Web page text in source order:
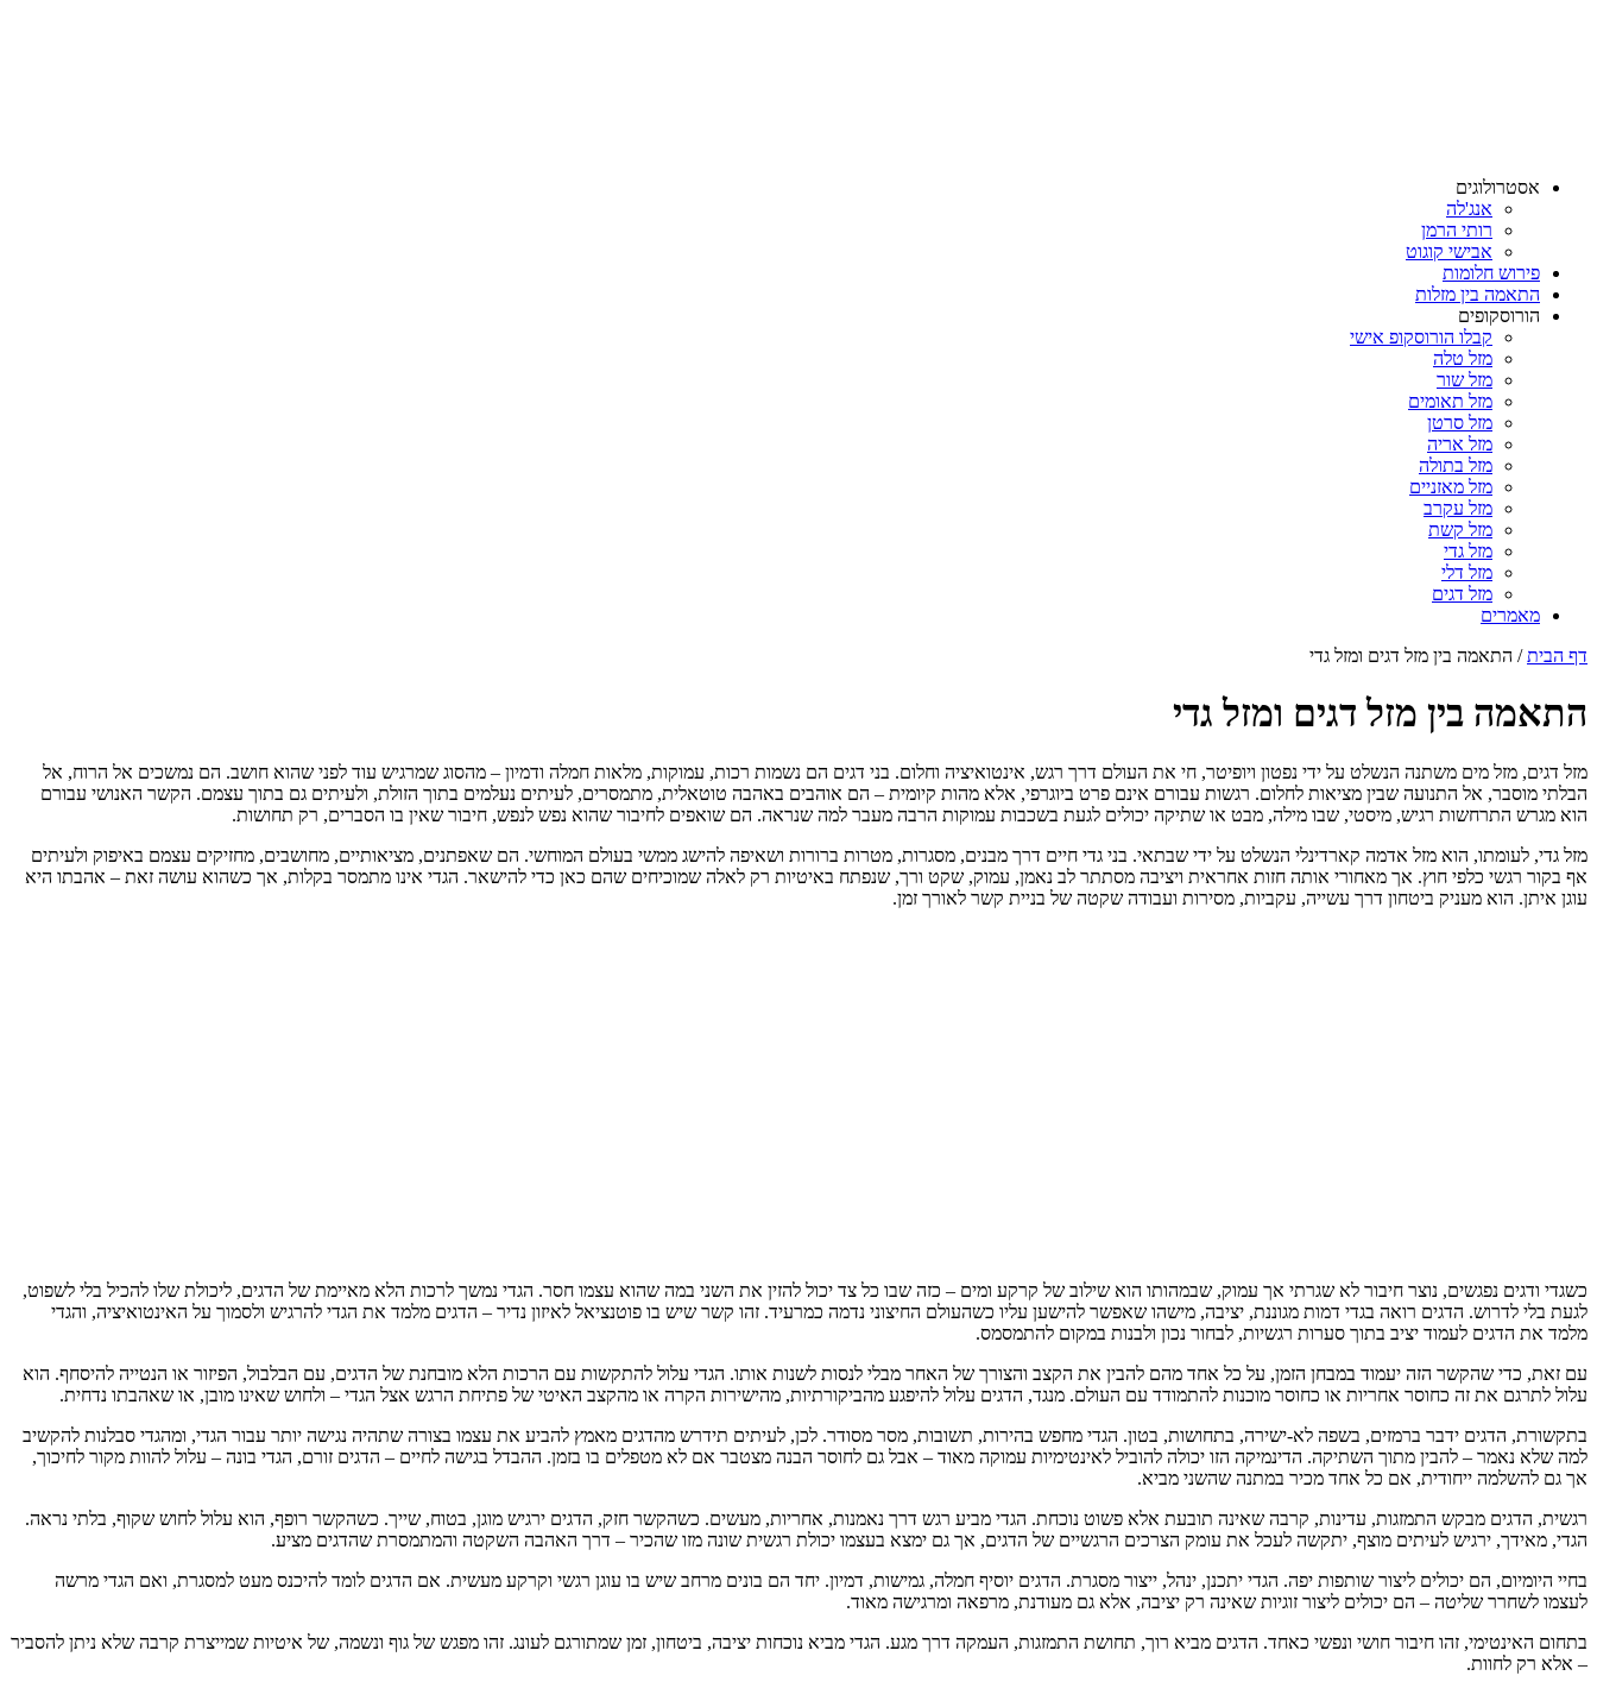
אסטרולוגים
אנג'לה
רותי הרמן
אבישי קוגוט
פירוש חלומות
התאמה בין מזלות
הורוסקופים
קבלו הורוסקופ אישי
מזל טלה
מזל שור
מזל תאומים
מזל סרטן
מזל אריה
מזל בתולה
מזל מאזניים
מזל עקרב
מזל קשת
מזל גדי
מזל דלי
מזל דגים
מאמרים
דף הבית/ התאמה בין מזל דגים ומזל גדי
התאמה בין מזל דגים ומזל גדי
מזל דגים, מזל מים משתנה הנשלט על ידי נפטון ויופיטר, חי את העולם דרך רגש, אינטואיציה וחלום. בני דגים הם נשמות רכות, עמוקות, מלאות חמלה ודמיון – מהסוג שמרגיש עוד לפני שהוא חושב. הם נמשכים אל הרוח, אל
הבלתי מוסבר, אל התנועה שבין מציאות לחלום. רגשות עבורם אינם פרט ביוגרפי, אלא מהות קיומית – הם אוהבים באהבה טוטאלית, מתמסרים, לעיתים נעלמים בתוך הזולת, ולעיתים גם בתוך עצמם. הקשר האנושי עבורם
הוא מגרש התרחשות רגיש, מיסטי, שבו מילה, מבט או שתיקה יכולים לגעת בשכבות עמוקות הרבה מעבר למה שנראה. הם שואפים לחיבור שהוא נפש לנפש, חיבור שאין בו הסברים, רק תחושות.
מזל גדי, לעומתו, הוא מזל אדמה קארדינלי הנשלט על ידי שבתאי. בני גדי חיים דרך מבנים, מסגרות, מטרות ברורות ושאיפה להישג ממשי בעולם המוחשי. הם שאפתנים, מציאותיים, מחושבים, מחזיקים עצמם באיפוק ולעיתים
אף בקור רגשי כלפי חוץ. אך מאחורי אותה חזות אחראית ויציבה מסתתר לב נאמן, עמוק, שקט ורך, שנפתח באיטיות רק לאלה שמוכיחים שהם כאן כדי להישאר. הגדי אינו מתמסר בקלות, אך כשהוא עושה זאת – אהבתו היא
עוגן איתן. הוא מעניק ביטחון דרך עשייה, עקביות, מסירות ועבודה שקטה של בניית קשר לאורך זמן.
כשגדי ודגים נפגשים, נוצר חיבור לא שגרתי אך עמוק, שבמהותו הוא שילוב של קרקע ומים – כזה שבו כל צד יכול להזין את השני במה שהוא עצמו חסר. הגדי נמשך לרכות הלא מאיימת של הדגים, ליכולת שלו להכיל בלי לשפוט,
לגעת בלי לדרוש. הדגים רואה בגדי דמות מגוננת, יציבה, מישהו שאפשר להישען עליו כשהעולם החיצוני נדמה כמרעיד. זהו קשר שיש בו פוטנציאל לאיזון נדיר – הדגים מלמד את הגדי להרגיש ולסמוך על האינטואיציה, והגדי
מלמד את הדגים לעמוד יציב בתוך סערות רגשיות, לבחור נכון ולבנות במקום להתמסמס.
עם זאת, כדי שהקשר הזה יעמוד במבחן הזמן, על כל אחד מהם להבין את הקצב והצורך של האחר מבלי לנסות לשנות אותו. הגדי עלול להתקשות עם הרכות הלא מובחנת של הדגים, עם הבלבול, הפיזור או הנטייה להיסחף. הוא
עלול לתרגם את זה כחוסר אחריות או כחוסר מוכנות להתמודד עם העולם. מנגד, הדגים עלול להיפגע מהביקורתיות, מהישירות הקרה או מהקצב האיטי של פתיחת הרגש אצל הגדי – ולחוש שאינו מובן, או שאהבתו נדחית.
בתקשורת, הדגים ידבר ברמזים, בשפה לא-ישירה, בתחושות, בטון. הגדי מחפש בהירות, תשובות, מסר מסודר. לכן, לעיתים תידרש מהדגים מאמץ להביע את עצמו בצורה שתהיה נגישה יותר עבור הגדי, ומהגדי סבלנות להקשיב
למה שלא נאמר – להבין מתוך השתיקה. הדינמיקה הזו יכולה להוביל לאינטימיות עמוקה מאוד – אבל גם לחוסר הבנה מצטבר אם לא מטפלים בו בזמן. ההבדל בגישה לחיים – הדגים זורם, הגדי בונה – עלול להוות מקור לחיכוך,
אך גם להשלמה ייחודית, אם כל אחד מכיר במתנה שהשני מביא.
רגשית, הדגים מבקש התמזגות, עדינות, קרבה שאינה תובעת אלא פשוט נוכחת. הגדי מביע רגש דרך נאמנות, אחריות, מעשים. כשהקשר חזק, הדגים ירגיש מוגן, בטוח, שייך. כשהקשר רופף, הוא עלול לחוש שקוף, בלתי נראה.
הגדי, מאידך, ירגיש לעיתים מוצף, יתקשה לעכל את עומק הצרכים הרגשיים של הדגים, אך גם ימצא בעצמו יכולת רגשית שונה מזו שהכיר – דרך האהבה השקטה והמתמסרת שהדגים מציע.
בחיי היומיום, הם יכולים ליצור שותפות יפה. הגדי יתכנן, ינהל, ייצור מסגרת. הדגים יוסיף חמלה, גמישות, דמיון. יחד הם בונים מרחב שיש בו עוגן רגשי וקרקע מעשית. אם הדגים לומד להיכנס מעט למסגרת, ואם הגדי מרשה
לעצמו לשחרר שליטה – הם יכולים ליצור זוגיות שאינה רק יציבה, אלא גם מעודנת, מרפאה ומרגישה מאוד.
בתחום האינטימי, זהו חיבור חושי ונפשי כאחד. הדגים מביא רוך, תחושת התמזגות, העמקה דרך מגע. הגדי מביא נוכחות יציבה, ביטחון, זמן שמתורגם לעונג. זהו מפגש של גוף ונשמה, של איטיות שמייצרת קרבה שלא ניתן להסביר
– אלא רק לחוות.